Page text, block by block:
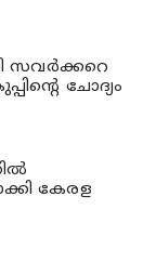
സവര്‍ക്കറെ
ചോദ്യം
കേരള